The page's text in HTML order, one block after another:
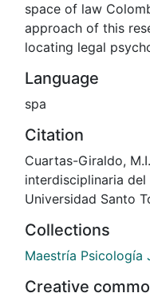
space of law
approach of this
locating legal
Language
spa
Citation
Cuartas-Giraldo,
interdisciplinaria
Universidad Santo
Collections
Maestría Psicología
Creative